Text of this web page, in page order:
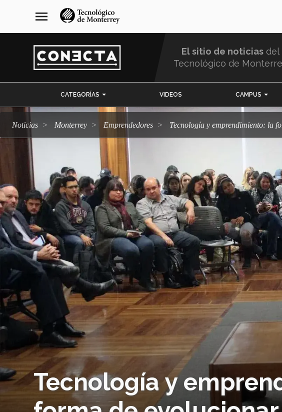
navegación
principal
menu
El sitio de noticias del
Tecnológico de
CATEGORÍAS VIDEOS CAMPUS
Noticias Monterrey emprendedores Tecnología y emprendimiento: la
Tecnología y